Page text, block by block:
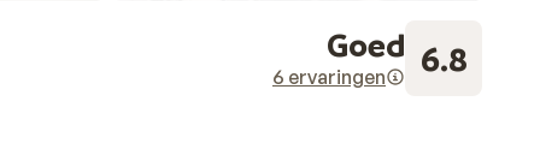
Goed
6 ervaringen 6.8